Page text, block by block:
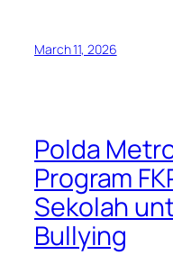
March 11, 2026
Polda
Program
Sekolah
Bullying